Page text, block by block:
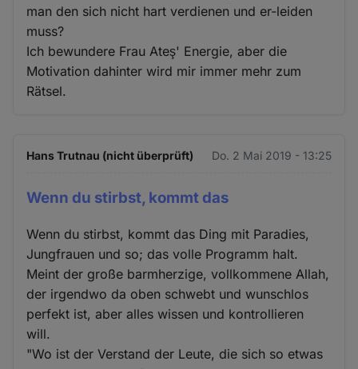
man den sich nicht hart verdienen und er-leiden
muss?
Ich bewundere Frau Ateş' Energie, aber die
Motivation dahinter wird mir immer mehr zum
Rätsel.
Hans Trutnau (nicht überprüft) Do. 2 Mai 2019 - 13:25
Wenn du stirbst, kommt das
Wenn du stirbst, kommt das Ding mit Paradies,
Jungfrauen und so; das volle Programm halt.
Meint der große barmherzige, vollkommene Allah,
der irgendwo da oben schwebt und wunschlos
perfekt ist, aber alles wissen und kontrollieren
will.
"Wo ist der Verstand der Leute, die sich so etwas